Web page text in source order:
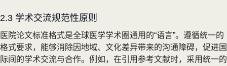
2.3 学术交流规范性原则
医院论文标准格式是全球医学学术圈通用的“语言”。遵循统一的
格式要求，能够消除因地域、文化差异带来的沟通障碍，促进国
际间的学术交流与合作。例如，在引用参考文献时，采用统一的